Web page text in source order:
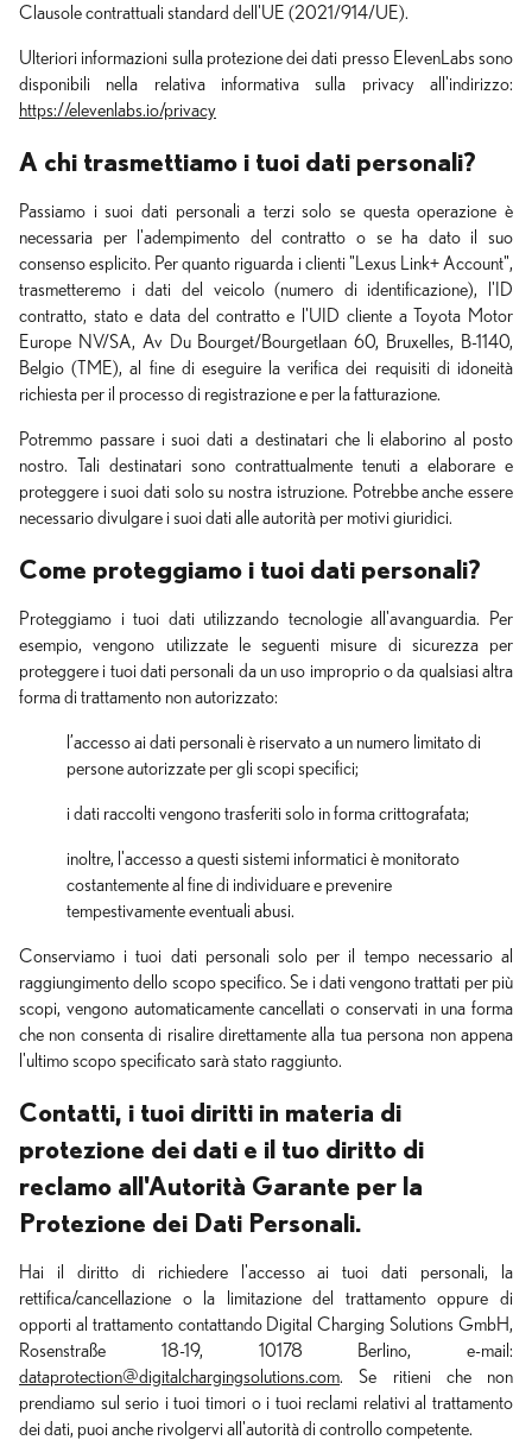
Clausole contrattuali standard dell'UE (2021/914/UE).
Ulteriori informazioni sulla protezione dei dati presso ElevenLabs sono
disponibili nella relativa informativa sulla privacy all'indirizzo:
https://elevenlabs.io/privacy
A chi trasmettiamo i tuoi dati personali?
Passiamo i suoi dati personali a terzi solo se questa operazione è
necessaria per l'adempimento del contratto o se ha dato il suo
consenso esplicito. Per quanto riguarda i clienti "Lexus Link+ Account",
trasmetteremo i dati del veicolo (numero di identificazione), l'ID
contratto, stato e data del contratto e l'UID cliente a Toyota Motor
Europe NV/SA, Av Du Bourget/Bourgetlaan 60, Bruxelles, B-1140,
Belgio (TME), al fine di eseguire la verifica dei requisiti di idoneità
richiesta per il processo di registrazione e per la fatturazione.
Potremmo passare i suoi dati a destinatari che li elaborino al posto
nostro. Tali destinatari sono contrattualmente tenuti a elaborare e
proteggere i suoi dati solo su nostra istruzione. Potrebbe anche essere
necessario divulgare i suoi dati alle autorità per motivi giuridici.
Come proteggiamo i tuoi dati personali?
Proteggiamo i tuoi dati utilizzando tecnologie all'avanguardia. Per
esempio, vengono utilizzate le seguenti misure di sicurezza per
proteggere i tuoi dati personali da un uso improprio o da qualsiasi altra
forma di trattamento non autorizzato:
l’accesso ai dati personali è riservato a un numero limitato di
persone autorizzate per gli scopi specifici;
i dati raccolti vengono trasferiti solo in forma crittografata;
inoltre, l'accesso a questi sistemi informatici è monitorato
costantemente al fine di individuare e prevenire
tempestivamente eventuali abusi.
Conserviamo i tuoi dati personali solo per il tempo necessario al
raggiungimento dello scopo specifico. Se i dati vengono trattati per più
scopi, vengono automaticamente cancellati o conservati in una forma
che non consenta di risalire direttamente alla tua persona non appena
l'ultimo scopo specificato sarà stato raggiunto.
Contatti, i tuoi diritti in materia di
protezione dei dati e il tuo diritto di
reclamo all'Autorità Garante per la
Protezione dei Dati Personali.
Hai il diritto di richiedere l'accesso ai tuoi dati personali, la
rettifica/cancellazione o la limitazione del trattamento oppure di
opporti al trattamento contattando Digital Charging Solutions GmbH,
Rosenstraße 18-19, 10178 Berlino, e-mail:
dataprotection@digitalchargingsolutions.com. Se ritieni che non
prendiamo sul serio i tuoi timori o i tuoi reclami relativi al trattamento
dei dati, puoi anche rivolgervi all'autorità di controllo competente.